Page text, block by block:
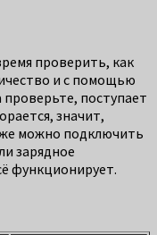
проверить, как
и с помощью
поступает
значит,
можно подключить
зарядное
функционирует.